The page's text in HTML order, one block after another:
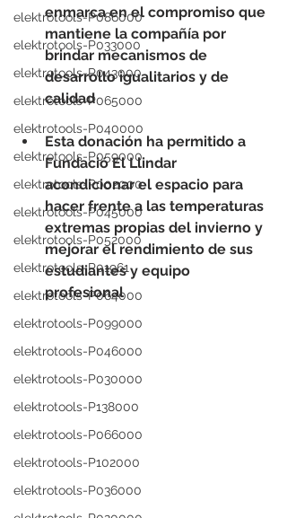
elektrotools-P086000
elektrotools-P033000
elektrotools-P043000
elektrotools-P065000
elektrotools-P040000
elektrotools-P059000
elektrotools-P002000
elektrotools-P045000
elektrotools-P052000
elektrotools-P01961
elektrotools-P064000
elektrotools-P099000
elektrotools-P046000
elektrotools-P030000
elektrotools-P138000
elektrotools-P066000
elektrotools-P102000
elektrotools-P036000
enmarca en el compromiso que
mantiene la compañía por
brindar mecanismos de
desarrollo igualitarios y de
calidad
Esta donación ha permitido a
Fundació El Llindar
acondicionar el espacio para
hacer frente a las temperaturas
extremas propias del invierno y
mejorar el rendimiento de sus
estudiantes y equipo
profesional